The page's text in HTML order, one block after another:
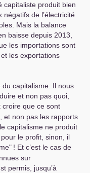
capitaliste produit bien
de l’électricité
Mais la balance
baisse depuis 2013,
les importations sont
les exportations
capitalisme. Il nous
et non pas quoi,
croire que ce sont
et non pas les rapports
capitalisme ne produit
le profit, sinon, il
! Et c’est le cas de
sur
permis, jusqu’à